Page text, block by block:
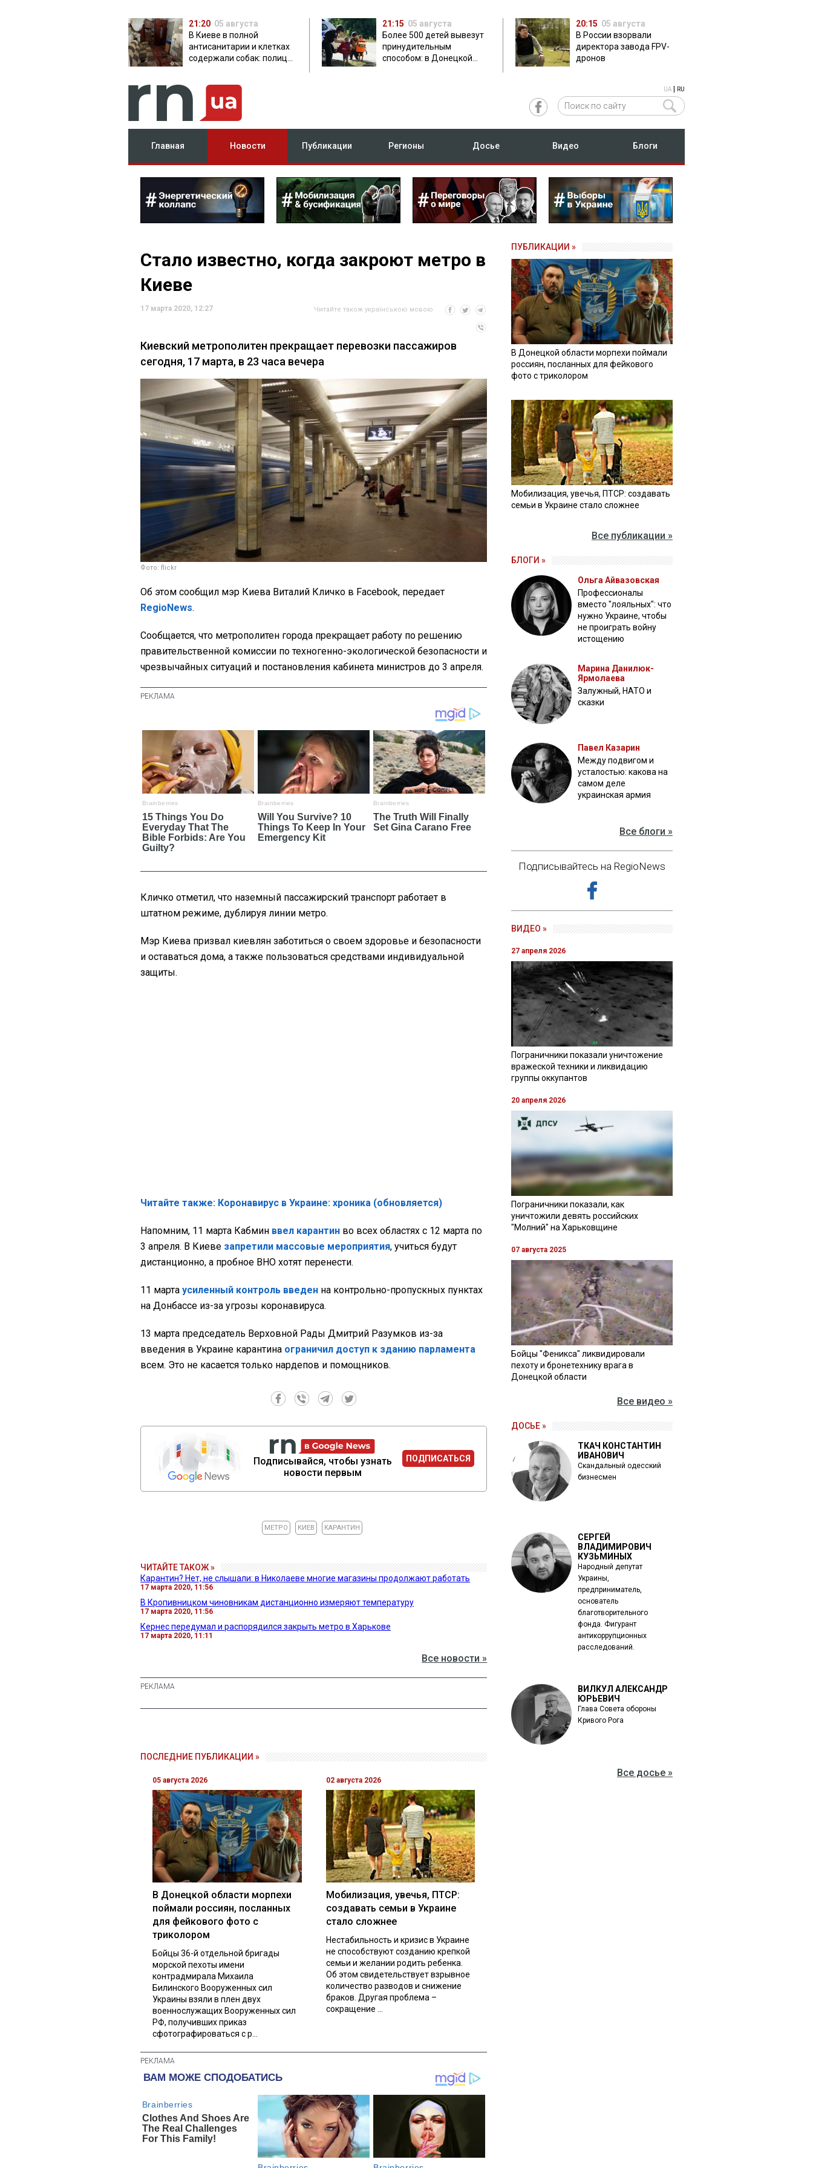
21:20 05 августа
В Киеве в полной
антисанитарии и клетках
содержали собак: полиция
21:15 05 августа
Более 500 детей вывезут
принудительным
способом: в Донецкой
20:15 05 августа
В России взорвали
директора завода FPV-
дронов
UA RU
Главная Новости Публикации Регионы Досье Видео Блоги
Стало известно, когда закроют метро в
Киеве
17 марта 2020, 12:27 Читайте також українською мовою
Киевский метрополитен прекращает перевозки пассажиров
сегодня, 17 марта, в 23 часа вечера
Фото: flickr
Об этом сообщил мэр Киева Виталий Кличко в Facebook, передает
RegioNews.
Сообщается, что метрополитен города прекращает работу по решению
правительственной комиссии по техногенно-экологической безопасности и
чрезвычайных ситуаций и постановления кабинета министров до 3 апреля.
Кличко отметил, что наземный пассажирский транспорт работает в
штатном режиме, дублируя линии метро.
Мэр Киева призвал киевлян заботиться о своем здоровье и безопасности
и оставаться дома, а также пользоваться средствами индивидуальной
защиты.
Читайте также: Коронавирус в Украине: хроника (обновляется)
Напомним, 11 марта Кабмин ввел карантин во всех областях с 12 марта по
3 апреля. В Киеве запретили массовые мероприятия, учиться будут
дистанционно, а пробное ВНО хотят перенести.
11 марта усиленный контроль введен на контрольно-пропускных пунктах
на Донбассе из-за угрозы коронавируса.
13 марта председатель Верховной Рады Дмитрий Разумков из-за
введения в Украине карантина ограничил доступ к зданию парламента
всем. Это не касается только нардепов и помощников.
Подписывайся, чтобы узнать
новости первым
ПОДПИСАТЬСЯ
МЕТРО КИЕВ КАРАНТИН
ЧИТАЙТЕ ТАКОЖ »
Карантин? Нет, не слышали: в Николаеве многие магазины продолжают работать
17 марта 2020, 11:56
В Кропивницком чиновникам дистанционно измеряют температуру
17 марта 2020, 11:56
Кернес передумал и распорядился закрыть метро в Харькове
17 марта 2020, 11:11
Все новости »
ПОСЛЕДНИЕ ПУБЛИКАЦИИ »
05 августа 2026
В Донецкой области морпехи
поймали россиян, посланных
для фейкового фото с
триколором
Бойцы 36-й отдельной бригады
морской пехоты имени
контрадмирала Михаила
Билинского Вооруженных сил
Украины взяли в плен двух
военнослужащих Вооруженных сил
РФ, получивших приказ
сфотографироваться с р...
02 августа 2026
Мобилизация, увечья, ПТСР:
создавать семьи в Украине
стало сложнее
Нестабильность и кризис в Украине
не способствуют созданию крепкой
семьи и желании родить ребенка.
Об этом свидетельствует взрывное
количество разводов и снижение
браков. Другая проблема –
сокращение ...
ПУБЛИКАЦИИ »
В Донецкой области морпехи поймали
россиян, посланных для фейкового
фото с триколором
Мобилизация, увечья, ПТСР: создавать
семьи в Украине стало сложнее
Все публикации »
БЛОГИ »
Ольга Айвазовская
Профессионалы
вместо "лояльных": что
нужно Украине, чтобы
не проиграть войну
истощению
Марина Данилюк-
Ярмолаева
Залужный, НАТО и
сказки
Павел Казарин
Между подвигом и
усталостью: какова на
самом деле
украинская армия
Все блоги »
Подписывайтесь на RegioNews
ВИДЕО »
27 апреля 2026
Пограничники показали уничтожение
вражеской техники и ликвидацию
группы оккупантов
20 апреля 2026
Пограничники показали, как
уничтожили девять российских
"Молний" на Харьковщине
07 августа 2025
Бойцы "Феникса" ликвидировали
пехоту и бронетехнику врага в
Донецкой области
Все видео »
ДОСЬЕ »
ТКАЧ КОНСТАНТИН
ИВАНОВИЧ
Скандальный одесский
бизнесмен
СЕРГЕЙ
ВЛАДИМИРОВИЧ
КУЗЬМИНЫХ
Народный депутат
Украины,
предприниматель,
основатель
благотворительного
фонда. Фигурант
антикоррупционных
расследований.
ВИЛКУЛ АЛЕКСАНДР
ЮРЬЕВИЧ
Глава Совета обороны
Кривого Рога
Все досье »